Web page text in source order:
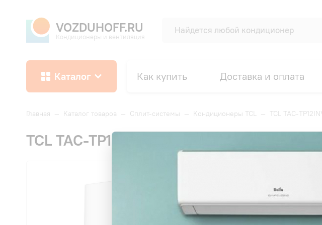
VOZDUHOFF.RU
Кондиционеры и вентиляция
Каталог Как купить Доставка и оплата
Главная — Каталог товаров — Сплит-системы — Кондиционеры TCL — TCL TAC-
TCL TAC-TP12INV/R Gentle Cool Inverter